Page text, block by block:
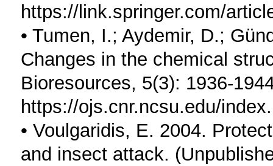
https://link.springer.com/
• Tumen, I.; Aydemir, D.;
Changes in the chemical
Bioresources, 5(3): 1936-
https://ojs.cnr.ncsu.edu/
• Voulgaridis, E. 2004.
and insect attack.